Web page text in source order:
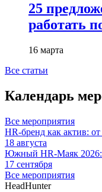
25
работать
16 марта
Все статьи
Календарь
Все мероприятия
HR-бренд как актив:
18 августа
Южный HR-Маяк 2026:
17 сентября
Все мероприятия
HeadHunter